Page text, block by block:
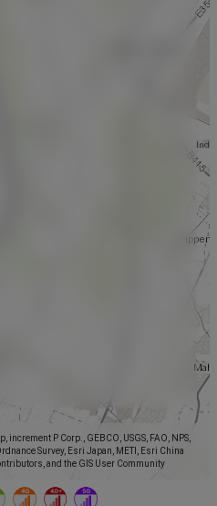
increment P Corp., GEBCO, USGS, FAO, NPS,
Survey, Esri Japan, METI, Esri China
and the GIS User Community